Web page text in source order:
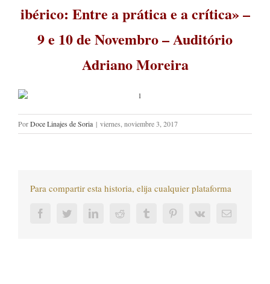
ibérico: Entre a prática e a crítica» –
9 e 10 de Novembro – Auditório
Adriano Moreira
PorDoce Linajes de Soria | viernes, noviembre 3, 2017
Para compartir esta historia, elija cualquier plataforma
FacebookTwitterLinkedInReddit Tumblr PinterestVk
Correo